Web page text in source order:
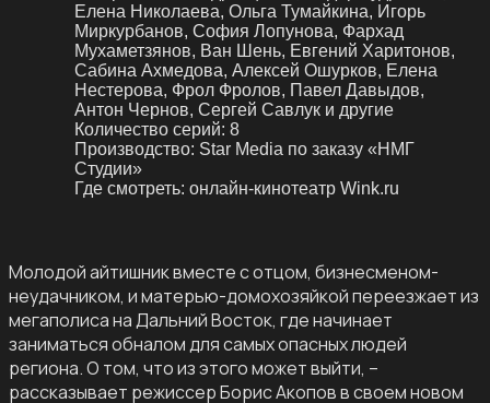
Елена Николаева, Ольга Тумайкина, Игорь
Миркурбанов, София Лопунова, Фархад
Мухаметзянов, Ван Шень, Евгений Харитонов,
Сабина Ахмедова, Алексей Ошурков, Елена
Нестерова, Фрол Фролов, Павел Давыдов,
Антон Чернов, Сергей Савлук и другие
Количество серий: 8
Производство: Star Media по заказу «НМГ
Студии»
Где смотреть: онлайн-кинотеатр Wink.ru
Молодой айтишник вместе с отцом, бизнесменом-
неудачником, и матерью-домохозяйкой переезжает из
мегаполиса на Дальний Восток, где начинает
заниматься обналом для самых опасных людей
региона. О том, что из этого может выйти, –
рассказывает режиссер Борис Акопов в своем новом